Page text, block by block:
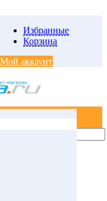
Избранные
Корзина
Мой аккаунт
р.34-37